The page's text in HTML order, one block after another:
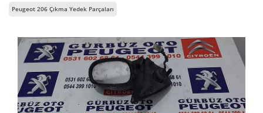
Peugeot 206 Çıkma Yedek Parçaları